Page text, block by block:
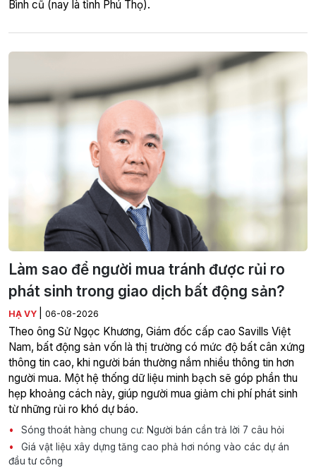
Bình cũ (nay là tỉnh Phú Thọ).
Làm sao để người mua tránh được rủi ro
phát sinh trong giao dịch bất động sản?
HẠ VY 06-08-2026
Theo ông Sử Ngọc Khương, Giám đốc cấp cao Savills Việt
Nam, bất động sản vốn là thị trường có mức độ bất cân xứng
thông tin cao, khi người bán thường nắm nhiều thông tin hơn
người mua. Một hệ thống dữ liệu minh bạch sẽ góp phần thu
hẹp khoảng cách này, giúp người mua giảm chi phí phát sinh
từ những rủi ro khó dự báo.
Sóng thoát hàng chung cư: Người bán cần trả lời 7 câu hỏi
Giá vật liệu xây dựng tăng cao phả hơi nóng vào các dự án
đầu tư công